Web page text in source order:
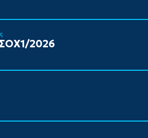
2026